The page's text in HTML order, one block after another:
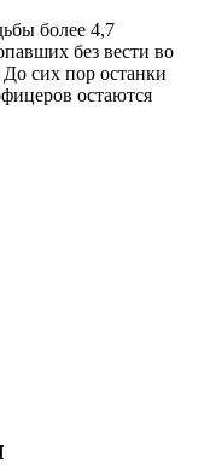
более 4,7
без вести во
сих пор останки
остаются